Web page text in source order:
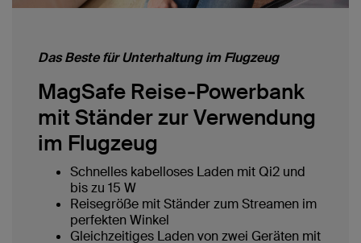
Das Beste für Unterhaltung im Flugzeug
MagSafe Reise-Powerbank
mit Ständer zur Verwendung
im Flugzeug
Schnelles kabelloses Laden mit Qi2 und
bis zu 15 W
Reisegröße mit Ständer zum Streamen im
perfekten Winkel
Gleichzeitiges Laden von zwei Geräten mit